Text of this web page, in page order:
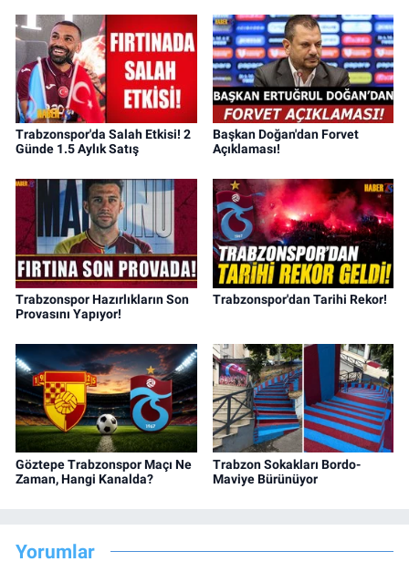
Trabzonspor'da Salah Etkisi! 2
Günde 1.5 Aylık Satış
Başkan Doğan'dan Forvet
Açıklaması!
Trabzonspor Hazırlıkların Son
Provasını Yapıyor!
Trabzonspor'dan Tarihi Rekor!
Göztepe Trabzonspor Maçı Ne
Zaman, Hangi Kanalda?
Trabzon Sokakları Bordo-
Maviye Bürünüyor
Yorumlar